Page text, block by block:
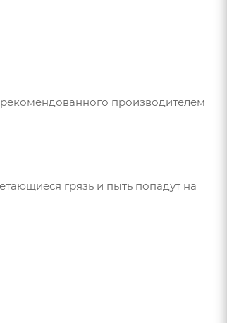
производителем
грязь и пыть попадут на